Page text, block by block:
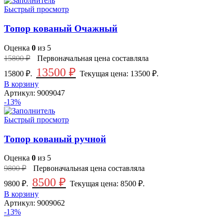
Быстрый просмотр
Топор кованый Очажный
Оценка 0 из 5
15800₽
Первоначальная цена составляла
15800 ₽.
13500 ₽ Текущая цена: 13500 ₽.
В корзину
Артикул: 9009047
-13%
Быстрый просмотр
Топор кованый ручной
Оценка 0 из 5
9800₽
Первоначальная цена составляла
9800 ₽. 8500 ₽ Текущая цена: 8500 ₽.
В корзину
Артикул: 9009062
-13%